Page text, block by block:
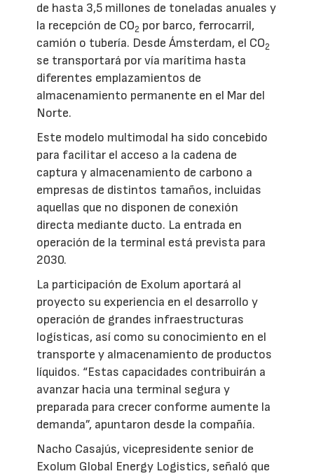
de hasta 3,5 millones de toneladas anuales y
la recepción de CO2 por barco, ferrocarril,
camión o tubería. Desde Ámsterdam, el CO2
se transportará por vía marítima hasta
diferentes emplazamientos de
almacenamiento permanente en el Mar del
Norte.
Este modelo multimodal ha sido concebido
para facilitar el acceso a la cadena de
captura y almacenamiento de carbono a
empresas de distintos tamaños, incluidas
aquellas que no disponen de conexión
directa mediante ducto. La entrada en
operación de la terminal está prevista para
2030.
La participación de Exolum aportará al
proyecto su experiencia en el desarrollo y
operación de grandes infraestructuras
logísticas, así como su conocimiento en el
transporte y almacenamiento de productos
líquidos. “Estas capacidades contribuirán a
avanzar hacia una terminal segura y
preparada para crecer conforme aumente la
demanda”, apuntaron desde la compañía.
Nacho Casajús, vicepresidente senior de
Exolum Global Energy Logistics, señaló que